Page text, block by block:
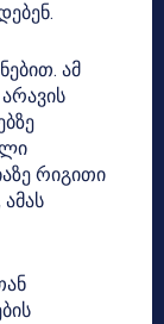
ამ
რიგითი